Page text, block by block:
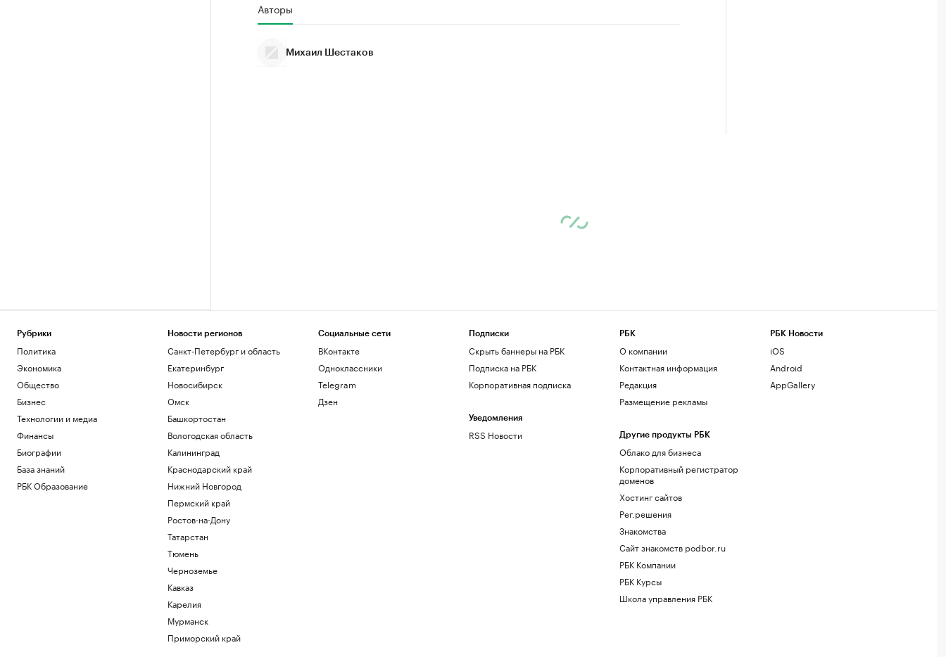
Авторы
Михаил Шестаков
Рубрики
Политика
Экономика
Общество
Бизнес
Технологии и медиа
Финансы
Биографии
База знаний
РБК Образование
Новости регионов
Санкт-Петербург и область
Екатеринбург
Новосибирск
Омск
Башкортостан
Вологодская область
Калининград
Краснодарский край
Нижний Новгород
Пермский край
Ростов-на-Дону
Татарстан
Тюмень
Черноземье
Кавказ
Карелия
Мурманск
Приморский край
Социальные сети
ВКонтакте
Одноклассники
Telegram
Дзен
Подписки
Скрыть баннеры на РБК
Подписка на РБК
Корпоративная подписка
Уведомления
RSS Новости
РБК
О компании
Контактная информация
Редакция
Размещение рекламы
Другие продукты РБК
Облако для бизнеса
Корпоративный регистратор
доменов
Хостинг сайтов
Рег.решения
Знакомства
Сайт знакомств podbor.ru
РБК Компании
РБК Курсы
Школа управления РБК
РБК Новости
iOS
Android
AppGallery